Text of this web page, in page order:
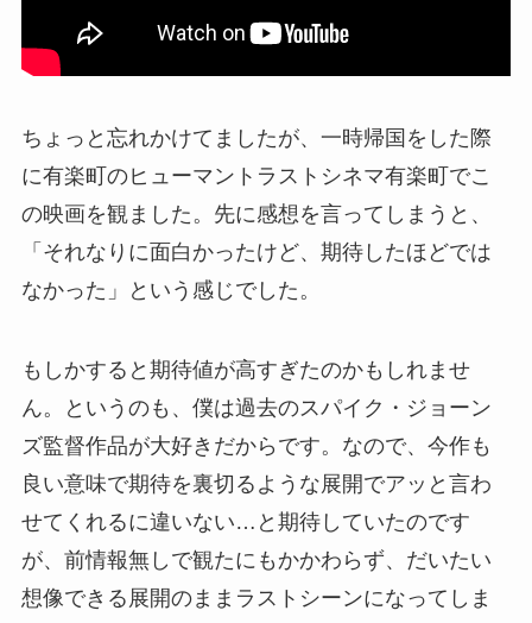
ちょっと忘れかけてましたが、一時帰国をした際
に有楽町のヒューマントラストシネマ有楽町でこ
の映画を観ました。先に感想を言ってしまうと、
「それなりに面白かったけど、期待したほどでは
なかった」という感じでした。
もしかすると期待値が高すぎたのかもしれませ
ん。というのも、僕は過去のスパイク・ジョーン
ズ監督作品が大好きだからです。なので、今作も
良い意味で期待を裏切るような展開でアッと言わ
せてくれるに違いない…と期待していたのです
が、前情報無しで観たにもかかわらず、だいたい
想像できる展開のままラストシーンになってしま